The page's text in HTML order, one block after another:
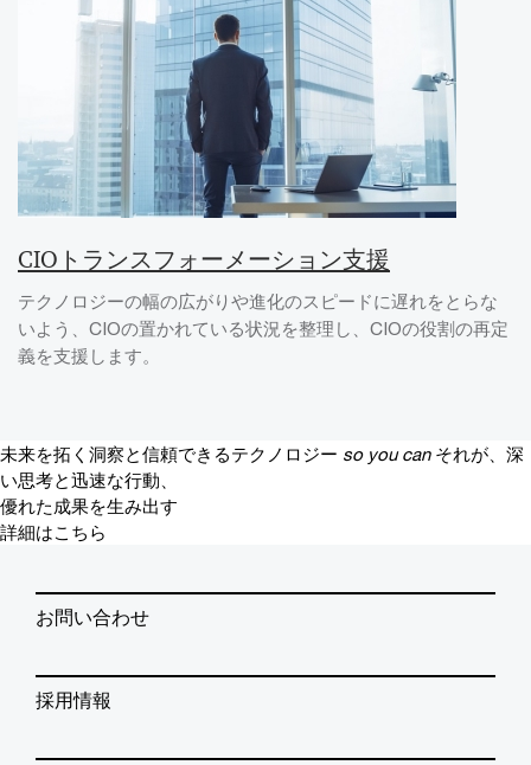
CIOトランスフォーメーション支援
テクノロジーの幅の広がりや進化のスピードに遅れをとらな
いよう、CIOの置かれている状況を整理し、CIOの役割の再定
義を支援します。
未来を拓く洞察と信頼できるテクノロジー so you can それが、深
い思考と迅速な行動、
優れた成果を生み出す
詳細はこちら
お問い合わせ
採用情報